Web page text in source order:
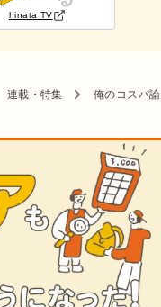
hinata TV
連載・特集 俺のコスパ論